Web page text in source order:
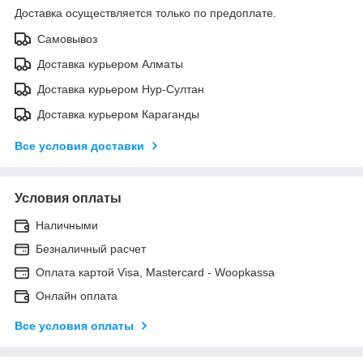
Доставка осуществляется только по предоплате.
Самовывоз
Доставка курьером Алматы
Доставка курьером Нур-Султан
Доставка курьером Караганды
Все условия доставки
Условия оплаты
Наличными
Безналичный расчет
Оплата картой Visa, Mastercard - Woopkassa
Онлайн оплата
Все условия оплаты